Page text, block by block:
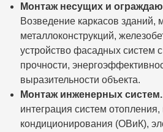
Монтаж несущих и
Возведение каркасов зданий,
металлоконструкций,
устройство фасадных систем
прочности,
выразительности объекта.
Монтаж инженерных систем.
интеграция систем
кондиционирования (ОВиК),